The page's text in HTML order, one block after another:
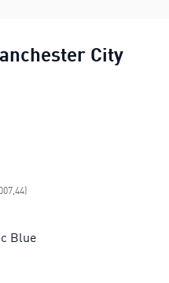
City
visera Manchester City
Manchester City
Blue